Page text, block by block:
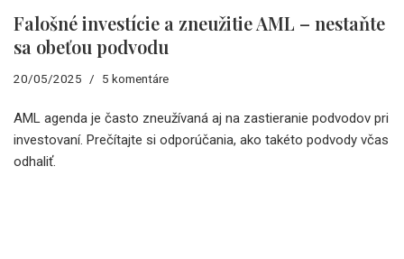
Falošné investície a zneužitie AML – nestaňte
sa obeťou podvodu
20/05/2025 5 komentáre
AML agenda je často zneužívaná aj na zastieranie podvodov pri
investovaní. Prečítajte si odporúčania, ako takéto podvody včas
odhaliť.